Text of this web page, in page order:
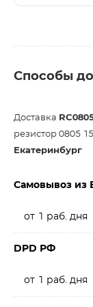
Способы
Доставка
резистор 0805
Екатеринбург
Самовывоз из
от 1 раб. дня
DPD РФ
от 1 раб. дня